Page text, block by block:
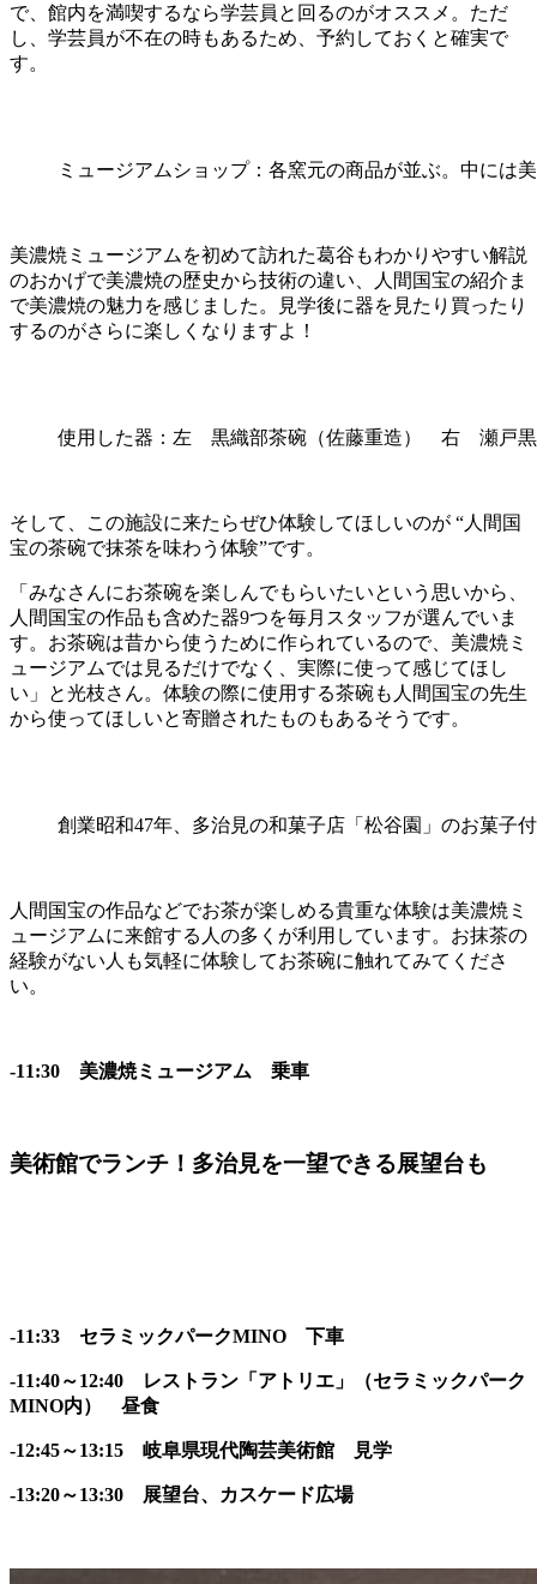
で、館内を満喫するなら学芸員と回るのがオススメ。ただ
し、学芸員が不在の時もあるため、予約しておくと確実で
す。
ミュージアムショップ：各窯元の商品が並ぶ。中には
美濃焼ミュージアムを初めて訪れた葛谷もわかりやすい解説
のおかげで美濃焼の歴史から技術の違い、人間国宝の紹介ま
で美濃焼の魅力を感じました。見学後に器を見たり買ったり
するのがさらに楽しくなりますよ！
使用した器：左 黒織部茶碗（佐藤重造） 右 瀬戸黒
そして、この施設に来たらぜひ体験してほしいのが “人間国
宝の茶碗で抹茶を味わう体験”です。
「みなさんにお茶碗を楽しんでもらいたいという思いから、
人間国宝の作品も含めた器9つを毎月スタッフが選んでいま
す。お茶碗は昔から使うために作られているので、美濃焼ミ
ュージアムでは見るだけでなく、実際に使って感じてほし
い」と光枝さん。体験の際に使用する茶碗も人間国宝の先生
から使ってほしいと寄贈されたものもあるそうです。
創業昭和47年、多治見の和菓子店「松谷園」のお菓子
人間国宝の作品などでお茶が楽しめる貴重な体験は美濃焼ミ
ュージアムに来館する人の多くが利用しています。お抹茶の
経験がない人も気軽に体験してお茶碗に触れてみてくださ
い。
-11:30 美濃焼ミュージアム 乗車
美術館でランチ！多治見を一望できる展望台も
-11:33 セラミックパークMINO 下車
-11:40～12:40 レストラン「アトリエ」（セラミックパーク
MINO内） 昼食
-12:45～13:15 岐阜県現代陶芸美術館 見学
-13:20～13:30 展望台、カスケード広場